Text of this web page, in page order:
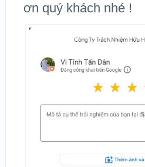
ơn quý khách nhé !